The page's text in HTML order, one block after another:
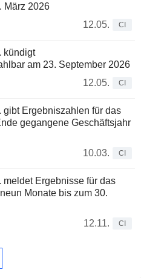
März 2026
12.05.
CI
kündigt
am 23. September 2026
12.05.
CI
gibt Ergebniszahlen für das
gegangene Geschäftsjahr
10.03.
CI
Ergebnisse für das
Monate bis zum 30.
12.11.
CI